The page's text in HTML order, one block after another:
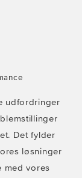
udfordringer
Det fylder
løsninger
med vores